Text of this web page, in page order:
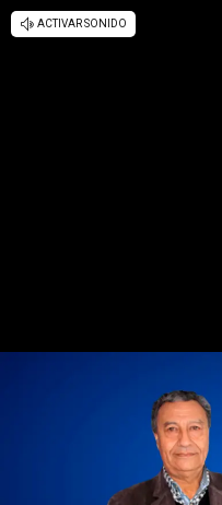
ACTIVAR SONIDO